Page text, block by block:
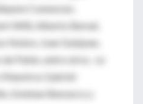
Connesson,
Willi, Alberto Bernal,
Nobre, Joan Guinjoan,
Pablo, entre otros. Le
Gabriel
Esteban Benzecry y